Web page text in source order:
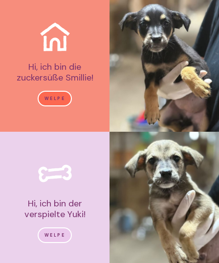
Hi, ich bin die
zuckersüße Smillie!
WELPE
Hi, ich bin der
verspielte Yuki!
WELPE